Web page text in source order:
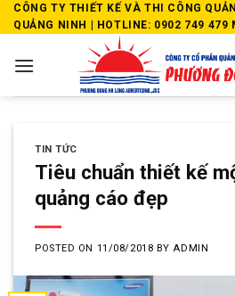
Skip
to
CÔNG TY THIẾT KẾ VÀ THI CÔNG
QUẢNG NINH | HOTLINE: 0902 749 479
TIN TỨC
Tiêu chuẩn thiết kế
quảng cáo đẹp
POSTED ON 11/08/2018 BY ADMIN